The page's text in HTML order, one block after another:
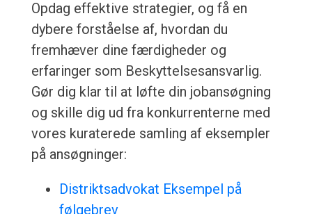
Opdag effektive strategier, og få en
dybere forståelse af, hvordan du
fremhæver dine færdigheder og
erfaringer som Beskyttelsesansvarlig.
Gør dig klar til at løfte din jobansøgning
og skille dig ud fra konkurrenterne med
vores kuraterede samling af eksempler
på ansøgninger:
Distriktsadvokat Eksempel på
følgebrev